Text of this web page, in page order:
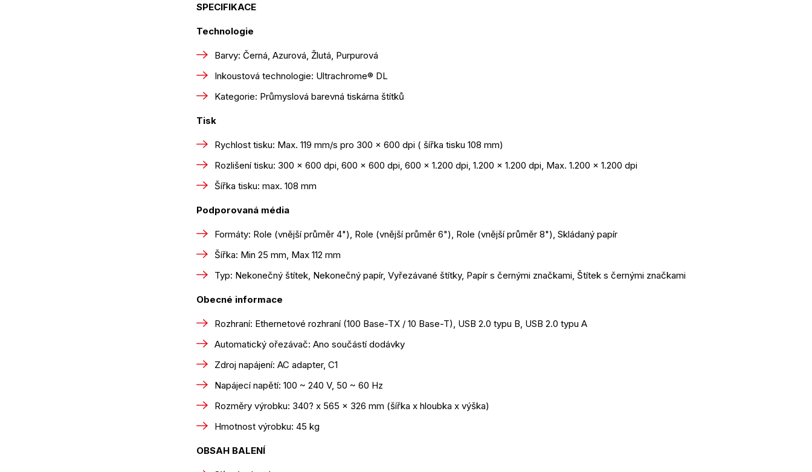
SPECIFIKACE
Technologie
Barvy: Černá, Azurová, Žlutá, Purpurová
Inkoustová technologie: Ultrachrome® DL
Kategorie: Průmyslová barevná tiskárna štítků
Tisk
Rychlost tisku: Max. 119 mm/s pro 300 x 600 dpi ( šířka tisku 108 mm)
Rozlišení tisku: 300 x 600 dpi, 600 x 600 dpi, 600 x 1.200 dpi, 1.200 x 1.200 dpi, Max. 1.200 x 1.200 dpi
Šířka tisku: max. 108 mm
Podporovaná média
Formáty: Role (vnější průměr 4"), Role (vnější průměr 6"), Role (vnější průměr 8"), Skládaný papír
Šířka: Min 25 mm, Max 112 mm
Typ: Nekonečný štítek, Nekonečný papír, Vyřezávané štítky, Papír s černými značkami, Štítek s černými značkami
Obecné informace
Rozhraní: Ethernetové rozhraní (100 Base-TX / 10 Base-T), USB 2.0 typu B, USB 2.0 typu A
Automatický ořezávač: Ano součástí dodávky
Zdroj napájení: AC adapter, C1
Napájecí napětí: 100 ~ 240 V, 50 ~ 60 Hz
Rozměry výrobku: 340? x 565 x 326 mm (šířka x hloubka x výška)
Hmotnost výrobku: 45 kg
OBSAH BALENÍ